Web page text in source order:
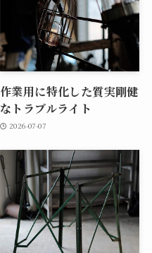
作業用に特化した質実剛健
なトラブルライト
2026-07-07